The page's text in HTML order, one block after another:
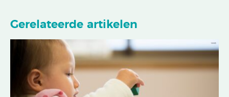
Gerelateerde artikelen